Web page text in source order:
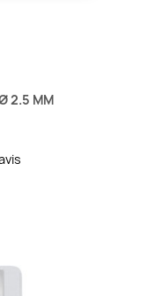
2.5 MM